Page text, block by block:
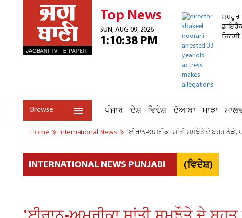
Top News
SUN, AUG 09, 2026
1:10:38 PM
ਮਸ਼ਹੂਰ
Browse ਪੰਜਾਬ ਦੇਸ਼ ਵਿਦੇਸ਼ ਦੋਆਬਾ ਮਾਝਾ
Home International News 'ਈਰਾਨ-ਅਮਰੀਕਾ ਸ਼ਾਂਤੀ ਸਮਝੌਤੇ ਦੇ ਬਹੁਤ ਨੇੜੇ',
INTERNATIONAL NEWS PUNJABI (ਵਿਦੇਸ਼)